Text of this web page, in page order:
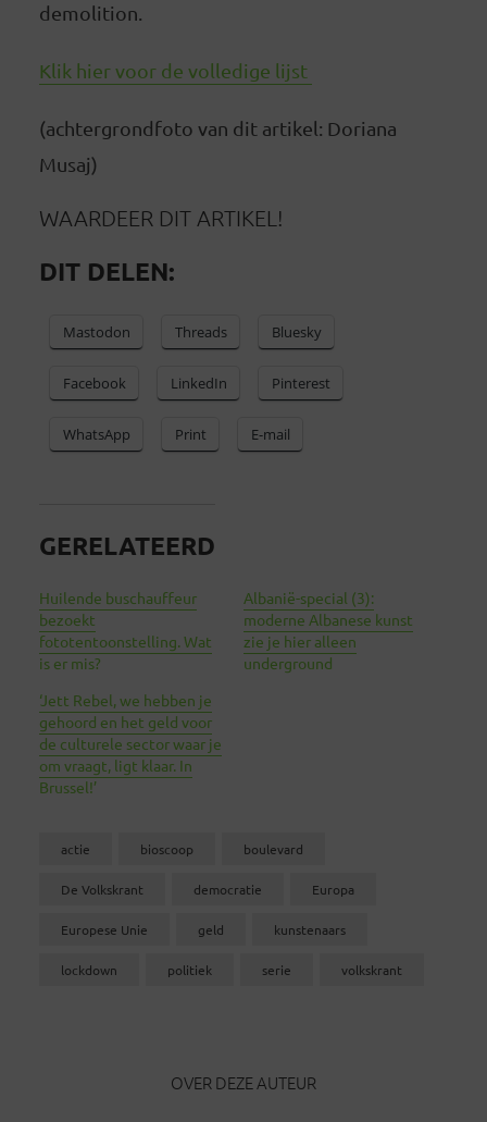
demolition.
Klik hier voor de volledige lijst
(achtergrondfoto van dit artikel: Doriana
Musaj)
WAARDEER DIT ARTIKEL!
DIT DELEN:
Mastodon Threads Bluesky
Facebook LinkedIn Pinterest
WhatsApp Print E-mail
GERELATEERD
Huilende buschauffeur
bezoekt
fototentoonstelling. Wat
is er mis?
Albanië-special (3):
moderne Albanese kunst
zie je hier alleen
underground
‘Jett Rebel, we hebben je
gehoord en het geld voor
de culturele sector waar je
om vraagt, ligt klaar. In
Brussel!’
actie bioscoop boulevard
De Volkskrant democratie Europa
Europese Unie geld kunstenaars
lockdown politiek serie volkskrant
OVER DEZE AUTEUR